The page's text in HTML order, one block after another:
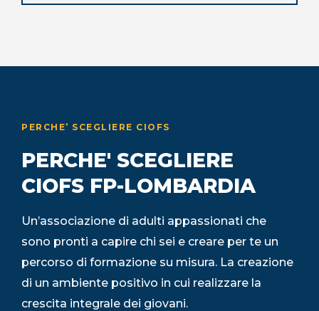
PERCHE’ SCEGLIERE CIOFS
PERCHE' SCEGLIERE
CIOFS FP-LOMBARDIA
Un’associazione di adulti appassionati che
sono pronti a capire chi sei e creare per te un
percorso di formazione su misura. La creazione
di un ambiente positivo in cui realizzare la
crescita integrale dei giovani.